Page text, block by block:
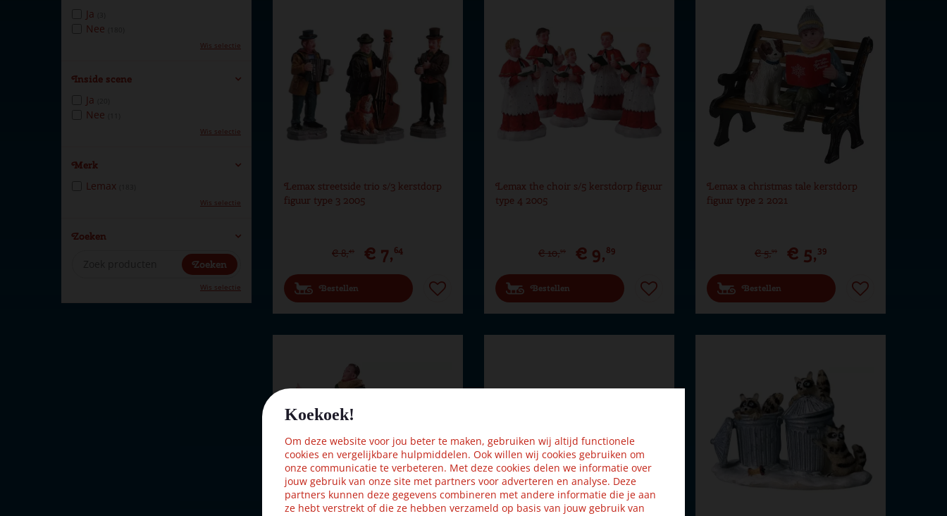
Koekoek!
Om deze website voor jou beter te maken, gebruiken wij altijd functionele
cookies en vergelijkbare hulpmiddelen. Ook willen wij cookies gebruiken om
onze communicatie te verbeteren. Met deze cookies delen we informatie over
jouw gebruik van onze site met partners voor adverteren en analyse. Deze
partners kunnen deze gegevens combineren met andere informatie die je aan
ze hebt verstrekt of die ze hebben verzameld op basis van jouw gebruik van
Lemax streetside trio s/3 kerstdorp
figuur type 3 2005
€ 8,49 € 7,64
Bestellen
Lemax the choir s/5 kerstdorp figuur
type 4 2005
€ 10,99 € 9,89
Bestellen
Lemax a christmas tale kerstdorp
figuur type 2 2021
€ 5,99 € 5,39
Bestellen
Ja
Nee
Wis selectie
Inside scene
Ja
Nee
Wis selectie
Merk
Lemax
Wis selectie
Zoeken
Wis selectie